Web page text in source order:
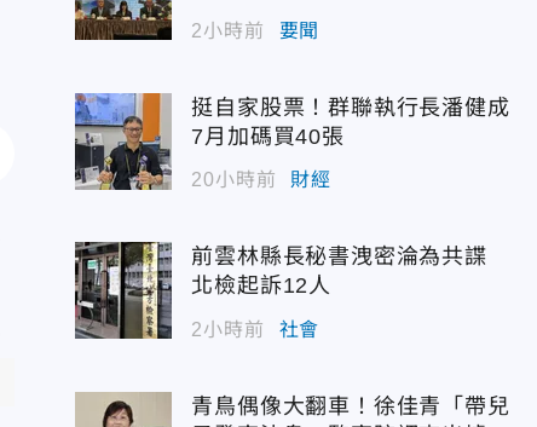
2小時前 要聞
挺自家股票！群聯執行長潘健成
7月加碼買40張
20小時前 財經
前雲林縣長秘書洩密淪為共諜
北檢起訴12人
2小時前 社會
青鳥偶像大翻車！徐佳青「帶兒